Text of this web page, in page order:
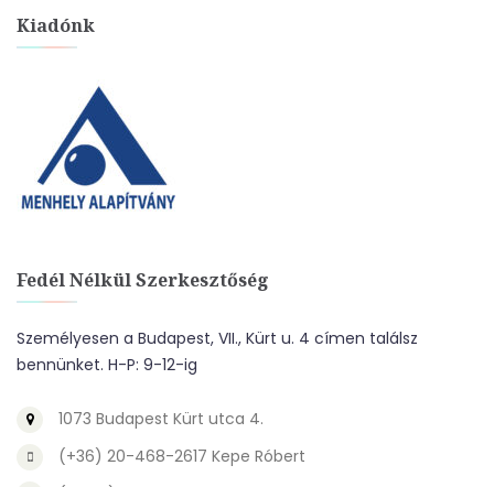
Kiadónk
Fedél Nélkül Szerkesztőség
Személyesen a Budapest, VII., Kürt u. 4 címen találsz
bennünket. H-P: 9-12-ig
1073 Budapest Kürt utca 4.
(+36) 20-468-2617 Kepe Róbert